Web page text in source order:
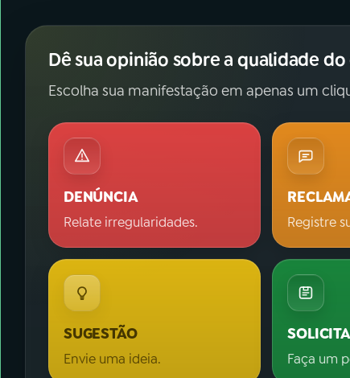
Dê sua opinião sobre a qualidade
Escolha sua manifestação em apenas um
DENÚNCIA
Relate irregularidades. Registre
SUGESTÃO
Envie uma ideia. Faça um